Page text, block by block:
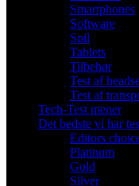
Smartphones
Software
Spil
Tablets
Tilbehør
Test af
Test af
Tech-Test mener
Det bedste vi har
Editors
Platinum
Gold
Silver